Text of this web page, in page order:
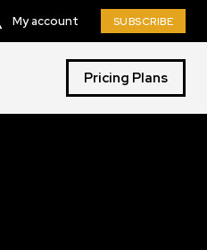
My account SUBSCRIBE
Pricing Plans